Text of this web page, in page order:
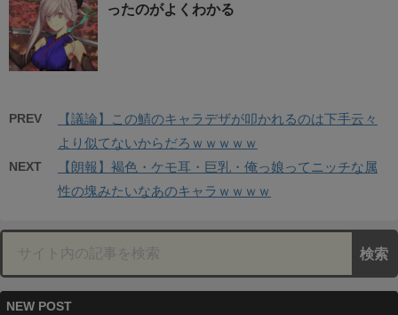
ったのがよくわかる
PREV
【議論】この鯖のキャラデザが叩かれるのは下手云々
より似てないからだろｗｗｗｗｗ
NEXT
【朗報】褐色・ケモ耳・巨乳・俺っ娘ってニッチな属
性の塊みたいなあのキャラｗｗｗｗ
NEW POST